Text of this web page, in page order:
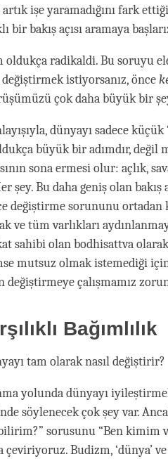
işe yaramadığını fark
bakış açısı aramaya
oldukça radikaldi. Bu soruyu
değiştirmek istiyorsanız, önce
çok daha büyük bir
dünyayı sadece
büyük bir adımdır,
sona ermesi olur: açlık,
şey. Bu daha geniş olan bakış
değiştirme sorununu
ve tüm varlıkları
sahibi olan bodhisattva
mutsuz olmak istemediği
değiştirmeye çalışmamız
Bağımlılık
tam olarak nasıl değiştirir?
yolunda dünyayı
söylenecek çok şey var.
sorusunu “Ben kimim
çeviriyoruz. Budizm, ‘dünya’